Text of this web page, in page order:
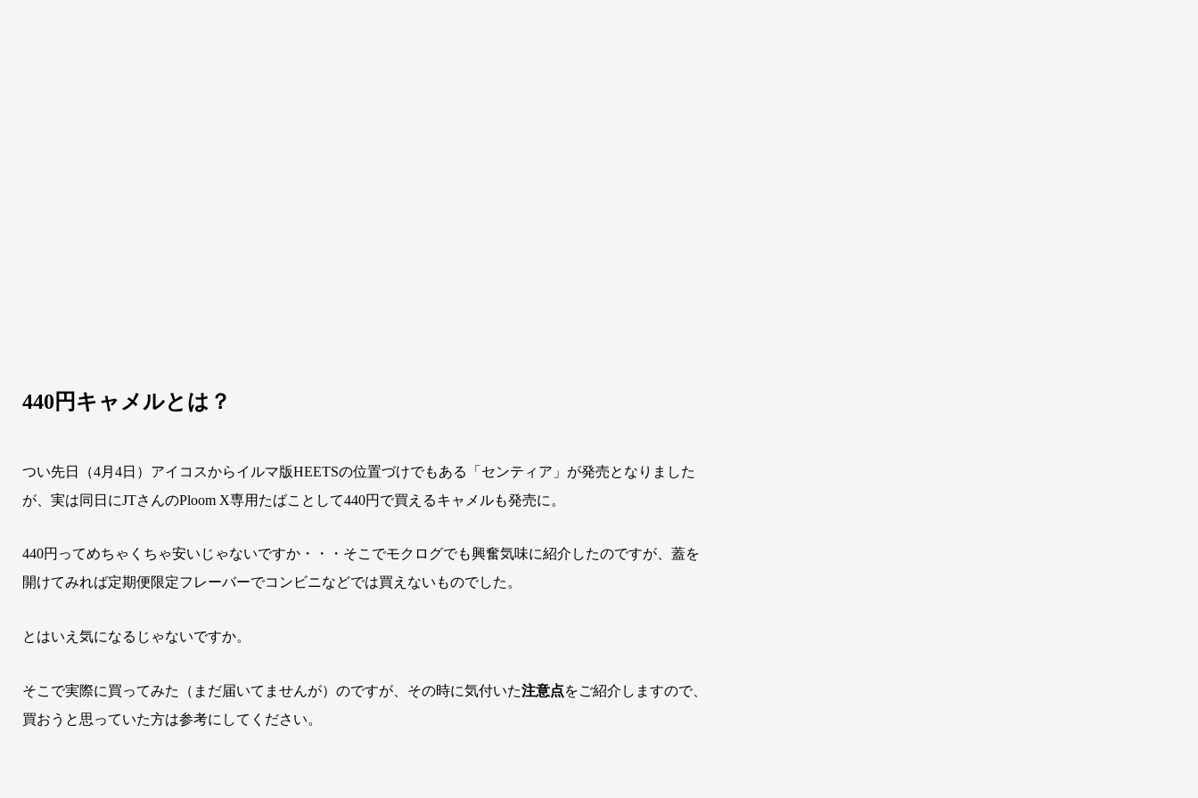
440円キャメルとは？
つい先日（4月4日）アイコスからイルマ版HEETSの位置づけでもある「センティア」が発売となりました
が、実は同日にJTさんのPloom X専用たばことして440円で買えるキャメルも発売に。
440円ってめちゃくちゃ安いじゃないですか・・・そこでモクログでも興奮気味に紹介したのですが、蓋を
開けてみれば定期便限定フレーバーでコンビニなどでは買えないものでした。
とはいえ気になるじゃないですか。
そこで実際に買ってみた（まだ届いてませんが）のですが、 その時に気付いた注意点をご紹介しますので、
買おうと思っていた方は参考にしてください。